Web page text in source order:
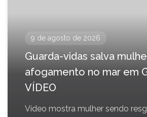
9 de agosto de 2026
Guarda-vidas salva
afogamento no mar em
VÍDEO
Vídeo mostra mulher sendo